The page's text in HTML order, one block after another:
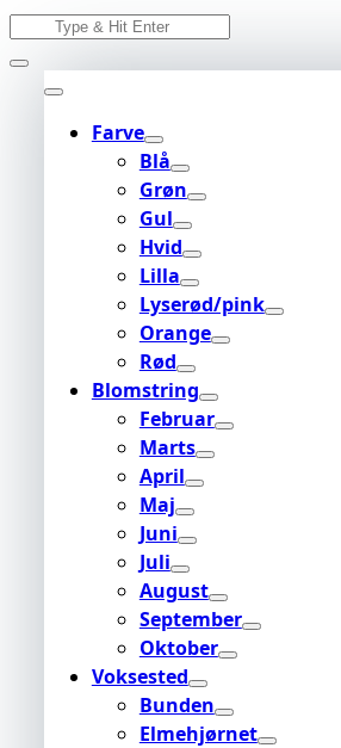
Skip
Search
for:
Farve
Blå
Grøn
Gul
Hvid
Lilla
Lyserød/pink
Orange
Rød
Blomstring
Februar
Marts
April
Maj
Juni
Juli
August
September
Oktober
Voksested
Bunden
Elmehjørnet